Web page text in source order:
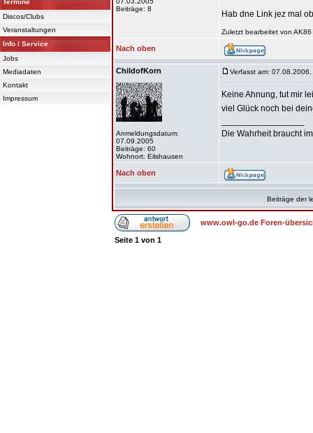
Termine
Discos/Clubs
Veranstaltungen
Info / Service
Jobs
Mediadaten
Kontakt
Impressum
Beiträge: 8
Hab dne Link jez mal
Zuletzt bearbeitet von
Nach oben
ChildofKorn
Anmeldungsdatum:
07.09.2005
Beiträge: 60
Wohnort: Eilshausen
Verfasst am:
Keine Ahnung, tut mir
viel Glück noch bei
Die Wahrheit braucht
Nach oben
Beiträge der
www.owl-go.de Foren-
Seite 1 von 1